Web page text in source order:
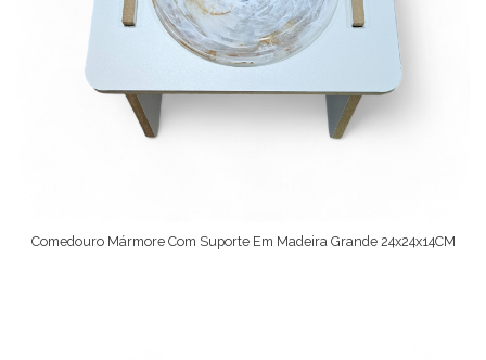
Comedouro Mármore Com Suporte Em Madeira Grande 24x24x14CM
Ver Opções